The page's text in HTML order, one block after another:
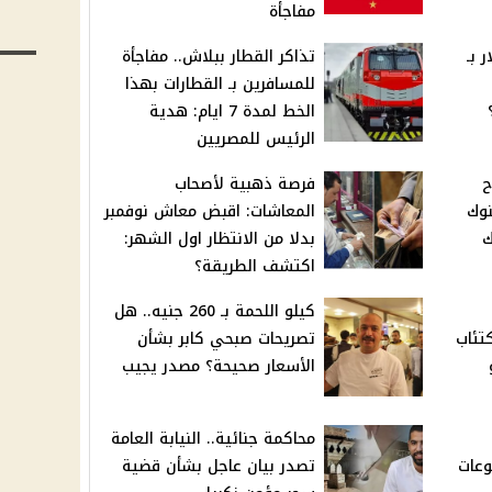
مفاجأة
بـ
تذاكر القطار ببلاش.. مفاجأة
للمسافرين بـ القطارات بهذا
الخط لمدة 7 ايام: هدية
الرئيس للمصريين
فرصة ذهبية لأصحاب
المعاشات: اقبض معاش نوفمبر
بدلا من الانتظار اول الشهر:
اكتشف الطريقة؟
كيلو اللحمة بـ 260 جنيه.. هل
تصريحات صبحي كابر بشأن
الأسعار صحيحة؟ مصدر يجيب
محاكمة جنائية.. النيابة العامة
تصدر بيان عاجل بشأن قضية